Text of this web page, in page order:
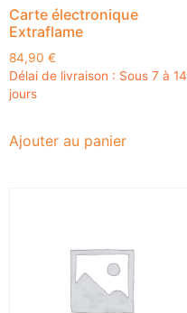
Carte électronique
Extraflame
84,90 €
Délai de livraison : Sous 7 à 14
jours
Ajouter au panier